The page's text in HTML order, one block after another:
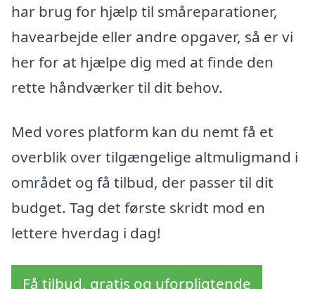
har brug for hjælp til småreparationer,
havearbejde eller andre opgaver, så er vi
her for at hjælpe dig med at finde den
rette håndværker til dit behov.
Med vores platform kan du nemt få et
overblik over tilgængelige altmuligmand i
området og få tilbud, der passer til dit
budget. Tag det første skridt mod en
lettere hverdag i dag!
Få tilbud, gratis og uforpligtende